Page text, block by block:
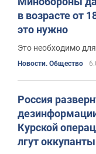
в возрасте от
это нужно
Это необходимо
Новости. Общество
Россия
Курской
лгут оккупанты